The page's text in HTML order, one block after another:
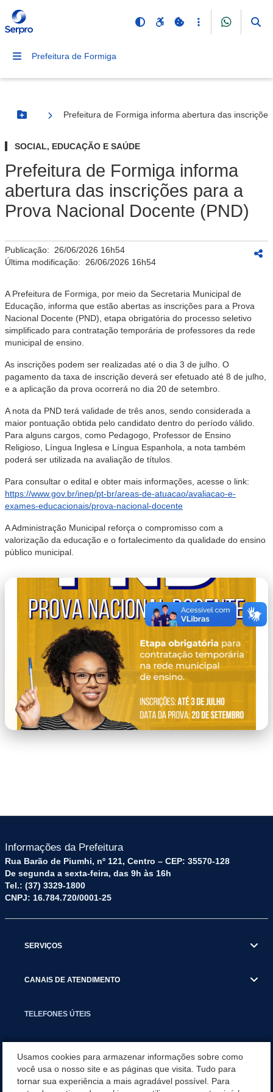
Prefeitura de Formiga
Botão Menu
Prefeitura de Formiga informa abertura das
SOCIAL, EDUCAÇÃO E SAÚDE
Prefeitura de Formiga informa
abertura das inscrições para a
Prova Nacional Docente (PND)
Publicação: 26/06/2026 16h54
Última modificação: 26/06/2026 16h54
A Prefeitura de Formiga, por meio da Secretaria Municipal de
Educação, informa que estão abertas as inscrições para a Prova
Nacional Docente (PND), etapa obrigatória do processo seletivo
simplificado para contratação temporária de professores da rede
municipal de ensino.
As inscrições podem ser realizadas até o dia 3 de julho. O
pagamento da taxa de inscrição deverá ser efetuado até 8 de julho,
e a aplicação da prova ocorrerá no dia 20 de setembro.
A nota da PND terá validade de três anos, sendo considerada a
maior pontuação obtida pelo candidato dentro do período válido.
Para alguns cargos, como Pedagogo, Professor de Ensino
Religioso, Língua Inglesa e Língua Espanhola, a nota também
poderá ser utilizada na avaliação de títulos.
Para consultar o edital e obter mais informações, acesse o link:
https://www.gov.br/inep/pt-br/areas-de-atuacao/avaliacao-e-
exames-educacionais/prova-nacional-docente
A Administração Municipal reforça o compromisso com a
valorização da educação e o fortalecimento da qualidade do ensino
público municipal.
Informações da Prefeitura
Rua Barão de Piumhi, nº 121, Centro – CEP: 35570-128
De segunda a sexta-feira, das 9h às 16h
Tel.: (37) 3329-1800
CNPJ: 16.784.720/0001-25
SERVIÇOS
CANAIS DE ATENDIMENTO
TELEFONES ÚTEIS
NOTÍCIAS
Usamos cookies para armazenar informações sobre como
você usa o nosso site e as páginas que visita. Tudo para
tornar sua experiência a mais agradável possível. Para